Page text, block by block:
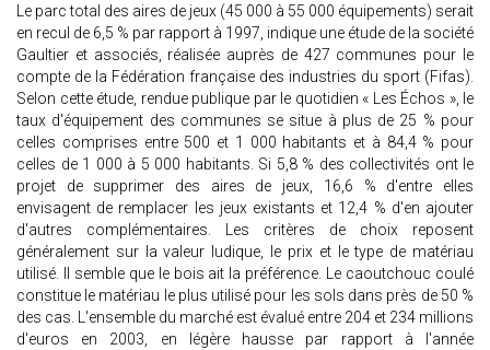
Le parc total des aires de jeux (45 000 à 55 000 équipements) serait
en recul de 6,5 % par rapport à 1997, indique une étude de la société
Gaultier et associés, réalisée auprès de 427 communes pour le
compte de la Fédération française des industries du sport (Fifas).
Selon cette étude, rendue publique par le quotidien « Les Échos », le
taux d'équipement des communes se situe à plus de 25 % pour
celles comprises entre 500 et 1 000 habitants et à 84,4 % pour
celles de 1 000 à 5 000 habitants. Si 5,8 % des collectivités ont le
projet de supprimer des aires de jeux, 16,6 % d'entre elles
envisagent de remplacer les jeux existants et 12,4 % d'en ajouter
d'autres complémentaires. Les critères de choix reposent
généralement sur la valeur ludique, le prix et le type de matériau
utilisé. Il semble que le bois ait la préférence. Le caoutchouc coulé
constitue le matériau le plus utilisé pour les sols dans près de 50 %
des cas. L'ensemble du marché est évalué entre 204 et 234 millions
d'euros en 2003, en légère hausse par rapport à l'année